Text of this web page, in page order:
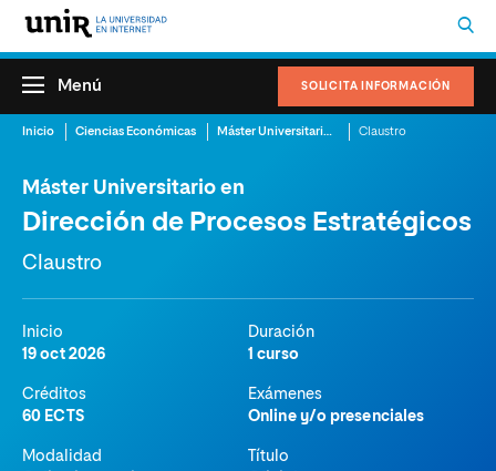
SOLICITA INFORMACIÓN
Menú
Inicio Ciencias Económicas Máster Universitario en Dirección de Procesos Estratégicos Claustro
Máster Universitario en
Dirección de Procesos Estratégicos
Claustro
Inicio
19 oct 2026
Duración
1 curso
Créditos
60 ECTS
Exámenes
Online y/o presenciales
Modalidad
Título